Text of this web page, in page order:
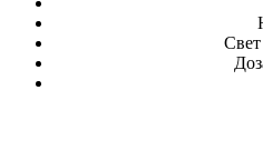
Свет